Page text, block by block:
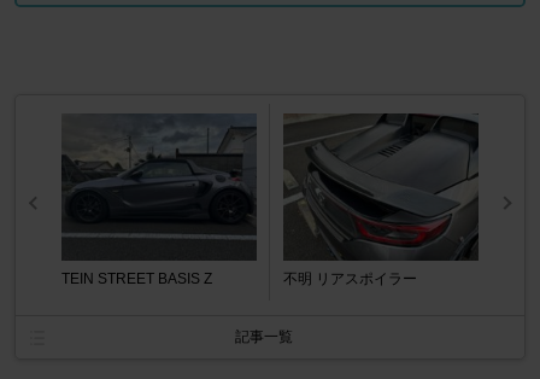
TEIN STREET BASIS Z 不明 リアスポイラー
記事一覧